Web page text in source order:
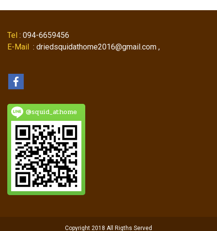
Tel : 094-6659456
E-Mail : driedsquidathome2016@gmail.com ,
@squid_athome
Copyright 2018 All Rigths Served